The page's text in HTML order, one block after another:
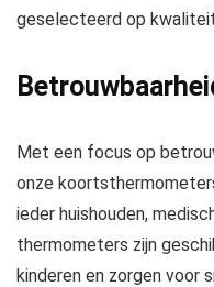
geselecteerd op
Met een focus op
onze
ieder huishouden,
thermometers zijn
kinderen en zorgen voor